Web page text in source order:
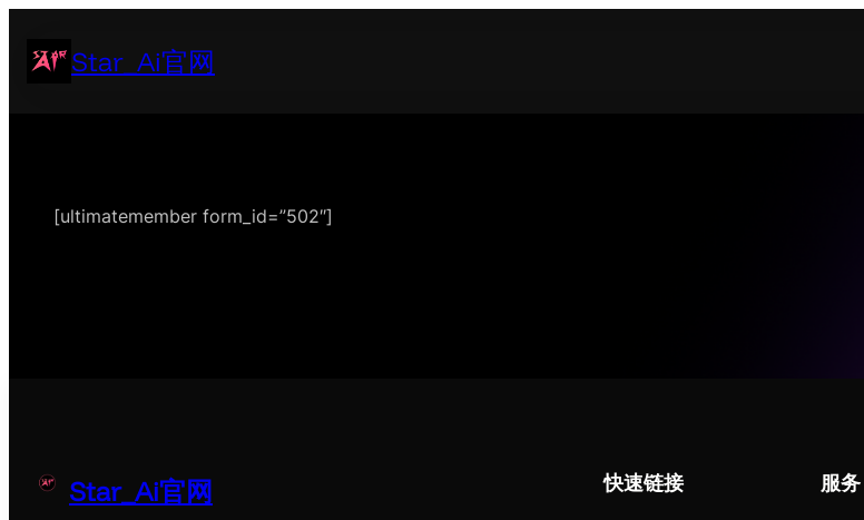
Star_Ai官网
[ultimatemember form_id=”502″]
Star_Ai官网 快速链接 服务